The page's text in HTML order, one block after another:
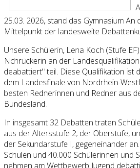
25.03. 2026, stand das Gymnasium An
Mittelpunkt der landesweite
Unsere Schülerin, Lena Koch (Stufe
Nchrückerin an der
deabattiert" teil. Diese Qualifikation ist
dem Landesfinale von Nordrhein-
besten Rednerinnen und Redner aus
Bundesland.
In insgesamt 32 Debatten traten
aus der Altersstufe 2, der Oberstufe,
der Sekundarstufe I, gegeneinander
Schulen und 40.000 Schülerinnen und
nehmen am Wettbewerb Jugend